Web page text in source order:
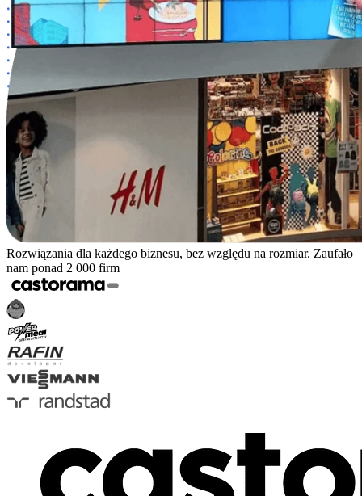
Rozwiązania dla każdego biznesu, bez względu na rozmiar. Zaufało
nam ponad 2 000 firm